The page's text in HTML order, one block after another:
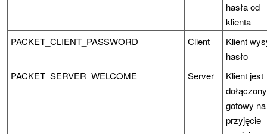
hasła od
klienta
PACKET_CLIENT_PASSWORD
Client
Klient
hasło
PACKET_SERVER_WELCOME
Server
Klient jest
gotowy na
przyjęcie